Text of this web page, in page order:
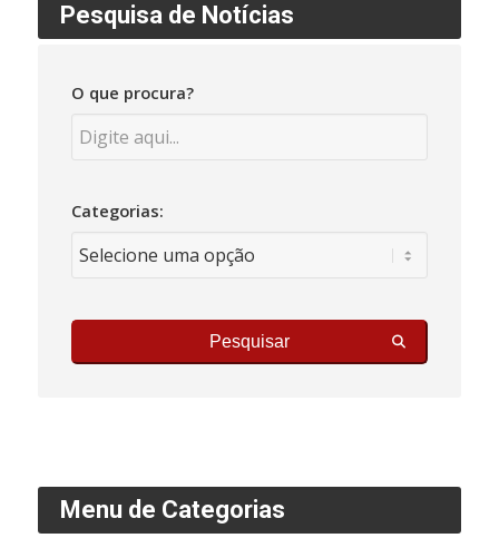
Pesquisa de Notícias
O que procura?
Categorias:
Pesquisar
Menu de Categorias